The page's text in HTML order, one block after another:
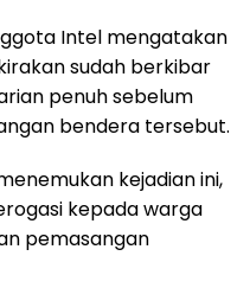
Intel mengatakan
sudah berkibar
penuh sebelum
bendera tersebut.
kejadian ini,
kepada warga
pemasangan